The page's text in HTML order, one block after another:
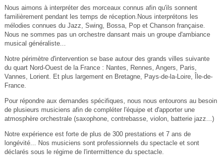
Nous aimons à interpréter des morceaux connus afin qu'ils sonnent
familièrement pendant les temps de réception.Nous interprétons les
mélodies connues du Jazz, Swing, Bossa, Pop et Chanson française.
Nous ne sommes pas un orchestre dansant mais un groupe d'ambiance
musical généraliste...
Notre périmètre d'intervention se base autour des grands villes suivante
du quart Nord-Ouest de la France : Nantes, Rennes, Angers, Paris,
Vannes, Lorient. Et plus largement en Bretagne, Pays-de-la-Loire, Île-de-
France.
Pour répondre aux demandes spécifiques, nous nous entourons au besoin
de plusieurs musiciens afin de compléter l'équipe et d'apporter une
atmosphère orchestrale (saxophone, contrebasse, violon, batterie jazz...)
Notre expérience est forte de plus de 300 prestations et 7 ans de
longévité... Nos musiciens sont professionnels du spectacle et sont
déclarés sous le régime de l'intermittence du spectacle.